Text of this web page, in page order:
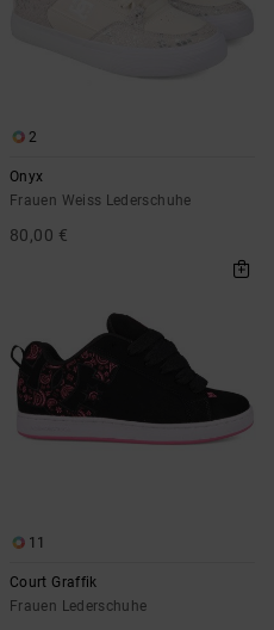
2
Onyx
Frauen Weiss Lederschuhe
80,00 €
11
Court Graffik
Frauen Lederschuhe